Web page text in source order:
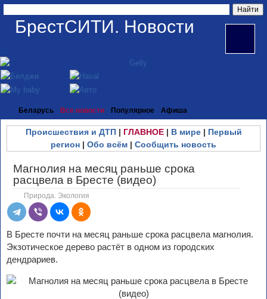
БрестСИТИ. Новости
Беларусь Все новости Популярное Афиша
Происшествия и ДТП| ГЛАВНОЕ| В мире| Первый
регион | Обо всём | Сообщить новость
Магнолия на месяц раньше срока
расцвела в Бресте (видео)
Природа. Экология
В Бресте почти на месяц раньше срока расцвела магнолия.
Экзотическое дерево растёт в одном из городских
дендрариев.